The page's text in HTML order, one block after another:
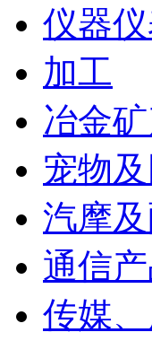
仪器
加工
冶金
宠物
汽摩
通信
传媒